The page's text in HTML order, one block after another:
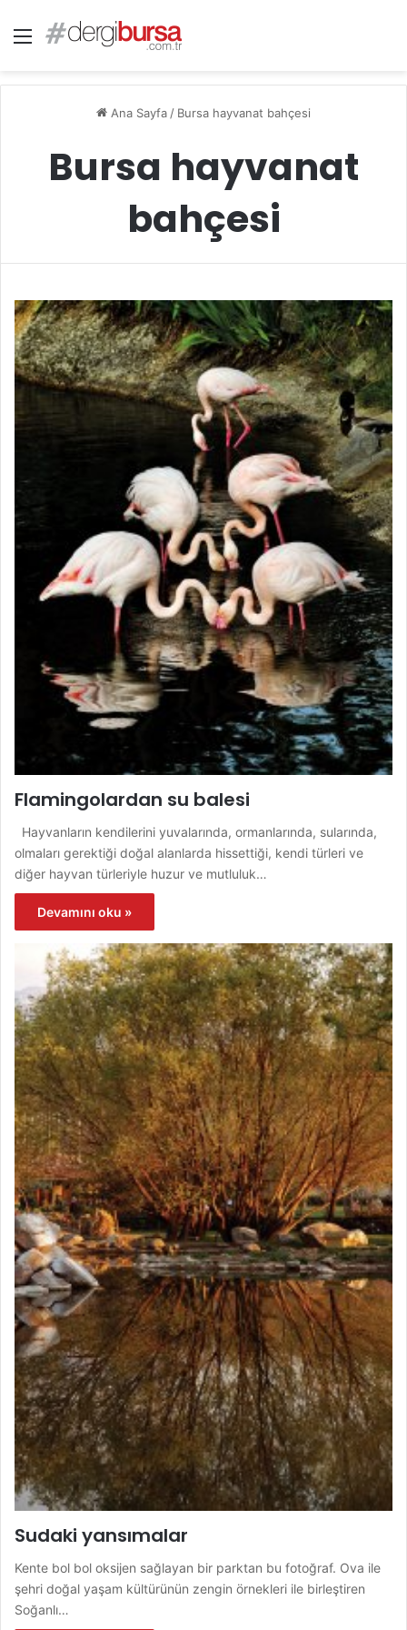
Menü
Ana Sayfa / Bursa hayvanat bahçesi
Bursa hayvanat
bahçesi
Flamingolardan su balesi
Hayvanların kendilerini yuvalarında, ormanlarında, sularında,
olmaları gerektiği doğal alanlarda hissettiği, kendi türleri ve
diğer hayvan türleriyle huzur ve mutluluk…
Devamını oku »
Sudaki yansımalar
Kente bol bol oksijen sağlayan bir parktan bu fotoğraf. Ova ile
şehri doğal yaşam kültürünün zengin örnekleri ile birleştiren
Soğanlı…